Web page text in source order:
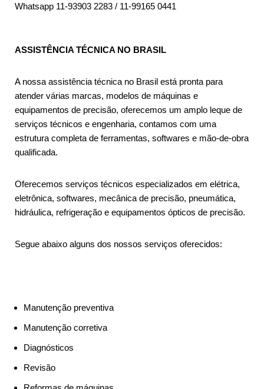
Whatsapp 11-93903 2283 / 11-99165 0441
ASSISTÊNCIA TÉCNICA NO BRASIL
A nossa assistência técnica no Brasil está pronta para
atender várias marcas, modelos de máquinas e
equipamentos de precisão, oferecemos um amplo leque de
serviços técnicos e engenharia, contamos com uma
estrutura completa de ferramentas, softwares e mão-de-obra
qualificada.
Oferecemos serviços técnicos especializados em elétrica,
eletrônica, softwares, mecânica de precisão, pneumática,
hidráulica, refrigeração e equipamentos ópticos de precisão.
Segue abaixo alguns dos nossos serviços oferecidos:
Manutenção preventiva
Manutenção corretiva
Diagnósticos
Revisão